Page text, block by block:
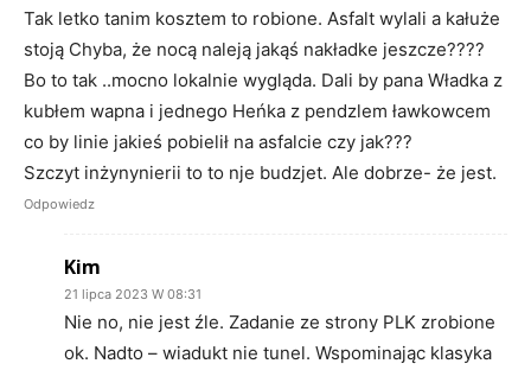
Tak letko tanim kosztem to robione. Asfalt wylali a kałuże
stoją Chyba, że nocą naleją jakąś nakładke jeszcze????
Bo to tak ..mocno lokalnie wygląda. Dali by pana Władka z
kubłem wapna i jednego Heńka z pendzlem ławkowcem
co by linie jakieś pobielił na asfalcie czy jak???
Szczyt inżynynierii to to nje budzjet. Ale dobrze- że jest.
Odpowiedz
Kim
21 lipca 2023 W 08:31
Nie no, nie jest źle. Zadanie ze strony PLK zrobione
ok. Nadto – wiadukt nie tunel. Wspominając klasyka